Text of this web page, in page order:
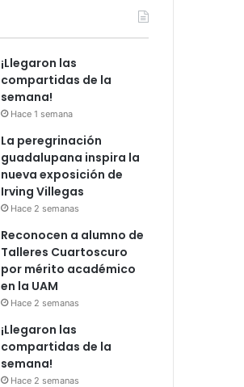
¡Llegaron las
compartidas de la
semana!
Hace 1 semana
La peregrinación
guadalupana inspira la
nueva exposición de
Irving Villegas
Hace 2 semanas
Reconocen a alumno de
Talleres Cuartoscuro
por mérito académico
en la UAM
Hace 2 semanas
¡Llegaron las
compartidas de la
semana!
Hace 2 semanas